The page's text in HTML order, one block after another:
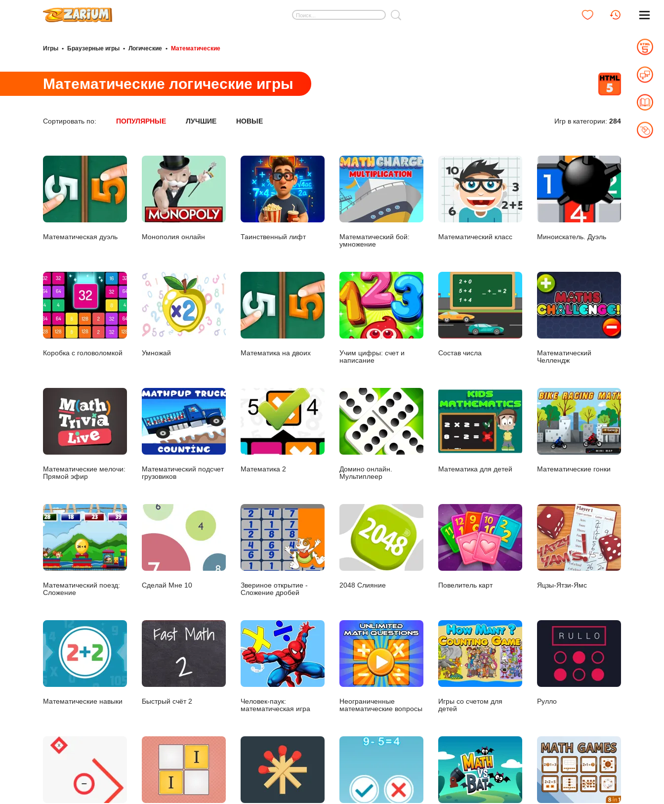
Игры • Браузерные игры • Логические • Математические
Математические логические игры
Сортировать по: ПОПУЛЯРНЫЕ ЛУЧШИЕ НОВЫЕ Игр в категории: 284
Математическая дуэль Монополия онлайн Таинственный лифт
Математический бой:
умножение
Математический класс Миноискатель. Дуэль
Коробка с головоломкой Умножай Математика на двоих
Учим цифры: счет и
написание
Состав числа
Математический
Челлендж
Математические мелочи:
Прямой эфир
Математический подсчет
грузовиков
Математика 2
Домино онлайн.
Мультиплеер
Математика для детей Математические гонки
Математический поезд:
Сложение
Сделай Мне 10
Звериное открытие -
Сложение дробей
2048 Слияние Повелитель карт Яцзы-Ятзи-Ямс
Математические навыки Быстрый счёт 2
Человек-паук:
математическая игра
Неограниченные
математические вопросы
Игры со счетом для
детей
Рулло